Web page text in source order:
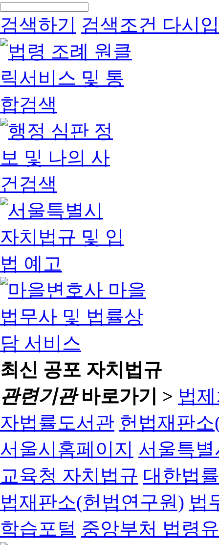
검색하기 검색조건 다시
최신 공포 자치법규
관련기관바로가기 > 법
자법률도서관 헌법재판
서울시홈페이지 서울특
교육청 자치법규 대한법
법재판소(헌법연구원) 법
학습포털 중앙부처 법령